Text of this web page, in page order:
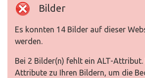
Bilder
Es konnten 14 Bilder auf dieser
werden.
Bei 2 Bilder(n) fehlt ein ALT-Attribut.
Attribute zu Ihren Bildern, um die